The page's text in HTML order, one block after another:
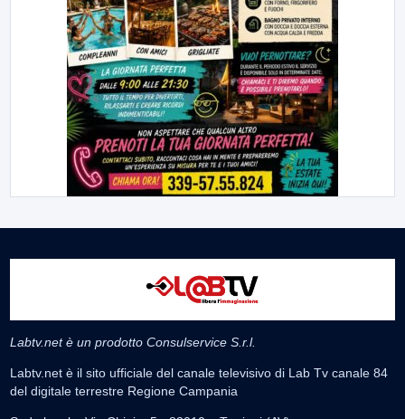
Labtv.net è un prodotto Consulservice S.r.l.
Labtv.net è il sito ufficiale del canale televisivo di Lab Tv canale 84
del digitale terrestre Regione Campania